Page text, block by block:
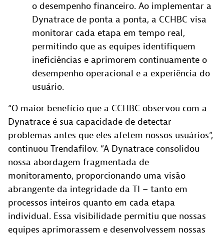
o desempenho financeiro. Ao implementar a
Dynatrace de ponta a ponta, a CCHBC visa
monitorar cada etapa em tempo real,
permitindo que as equipes identifiquem
ineficiências e aprimorem continuamente o
desempenho operacional e a experiência do
usuário.
“O maior benefício que a CCHBC observou com a
Dynatrace é sua capacidade de detectar
problemas antes que eles afetem nossos usuários”,
continuou Trendafilov. “A Dynatrace consolidou
nossa abordagem fragmentada de
monitoramento, proporcionando uma visão
abrangente da integridade da TI – tanto em
processos inteiros quanto em cada etapa
individual. Essa visibilidade permitiu que nossas
equipes aprimorassem e desenvolvessem nossas